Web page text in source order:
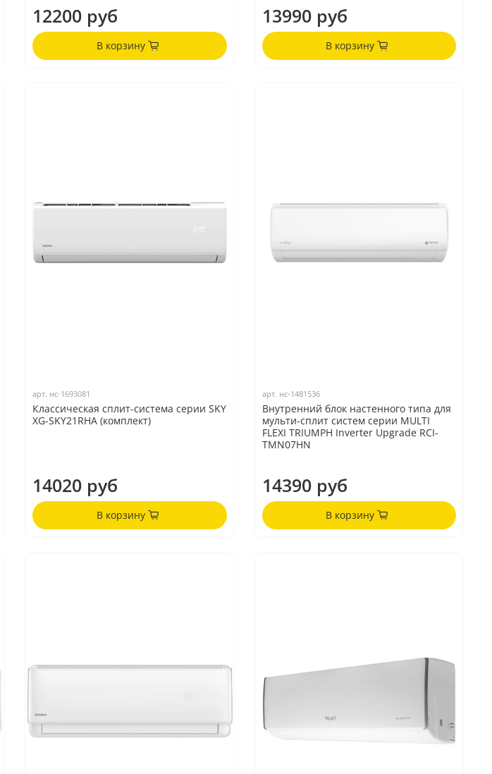
12200 руб
В корзину
13990 руб
В корзину
арт. нс-1693081
Классическая сплит-система серии SKY
XG-SKY21RHA (комплект)
14020 руб
В корзину
арт. нс-1481536
Внутренний блок настенного типа для
мульти-сплит систем серии MULTI
FLEXI TRIUMPH Inverter Upgrade RCI-
TMN07HN
14390 руб
В корзину